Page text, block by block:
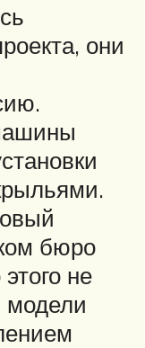
они
бюро
не
модели